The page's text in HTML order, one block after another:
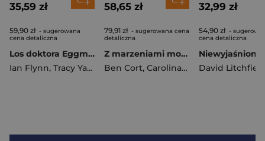
35,59 zł
59,90 zł - sugerowana
cena detaliczna
Los doktora Eggmana 2. Sonic the Hedgehog. Tom 4 wyd. 2025
Ian Flynn, Tracy Yardley ,Adam Bryce Thomas
58,65 zł
79,91 zł - sugerowana cena
detaliczna
Z marzeniami mogę wszystko / Księżycowy czarodziej snów Pakiet
Ben Cort, Carolina Rabei
32,99 zł
54,90 zł -
cena detaliczna
David